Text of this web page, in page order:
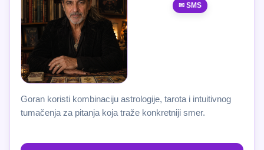
✉ SMS
Goran koristi kombinaciju astrologije, tarota i intuitivnog
tumačenja za pitanja koja traže konkretniji smer.